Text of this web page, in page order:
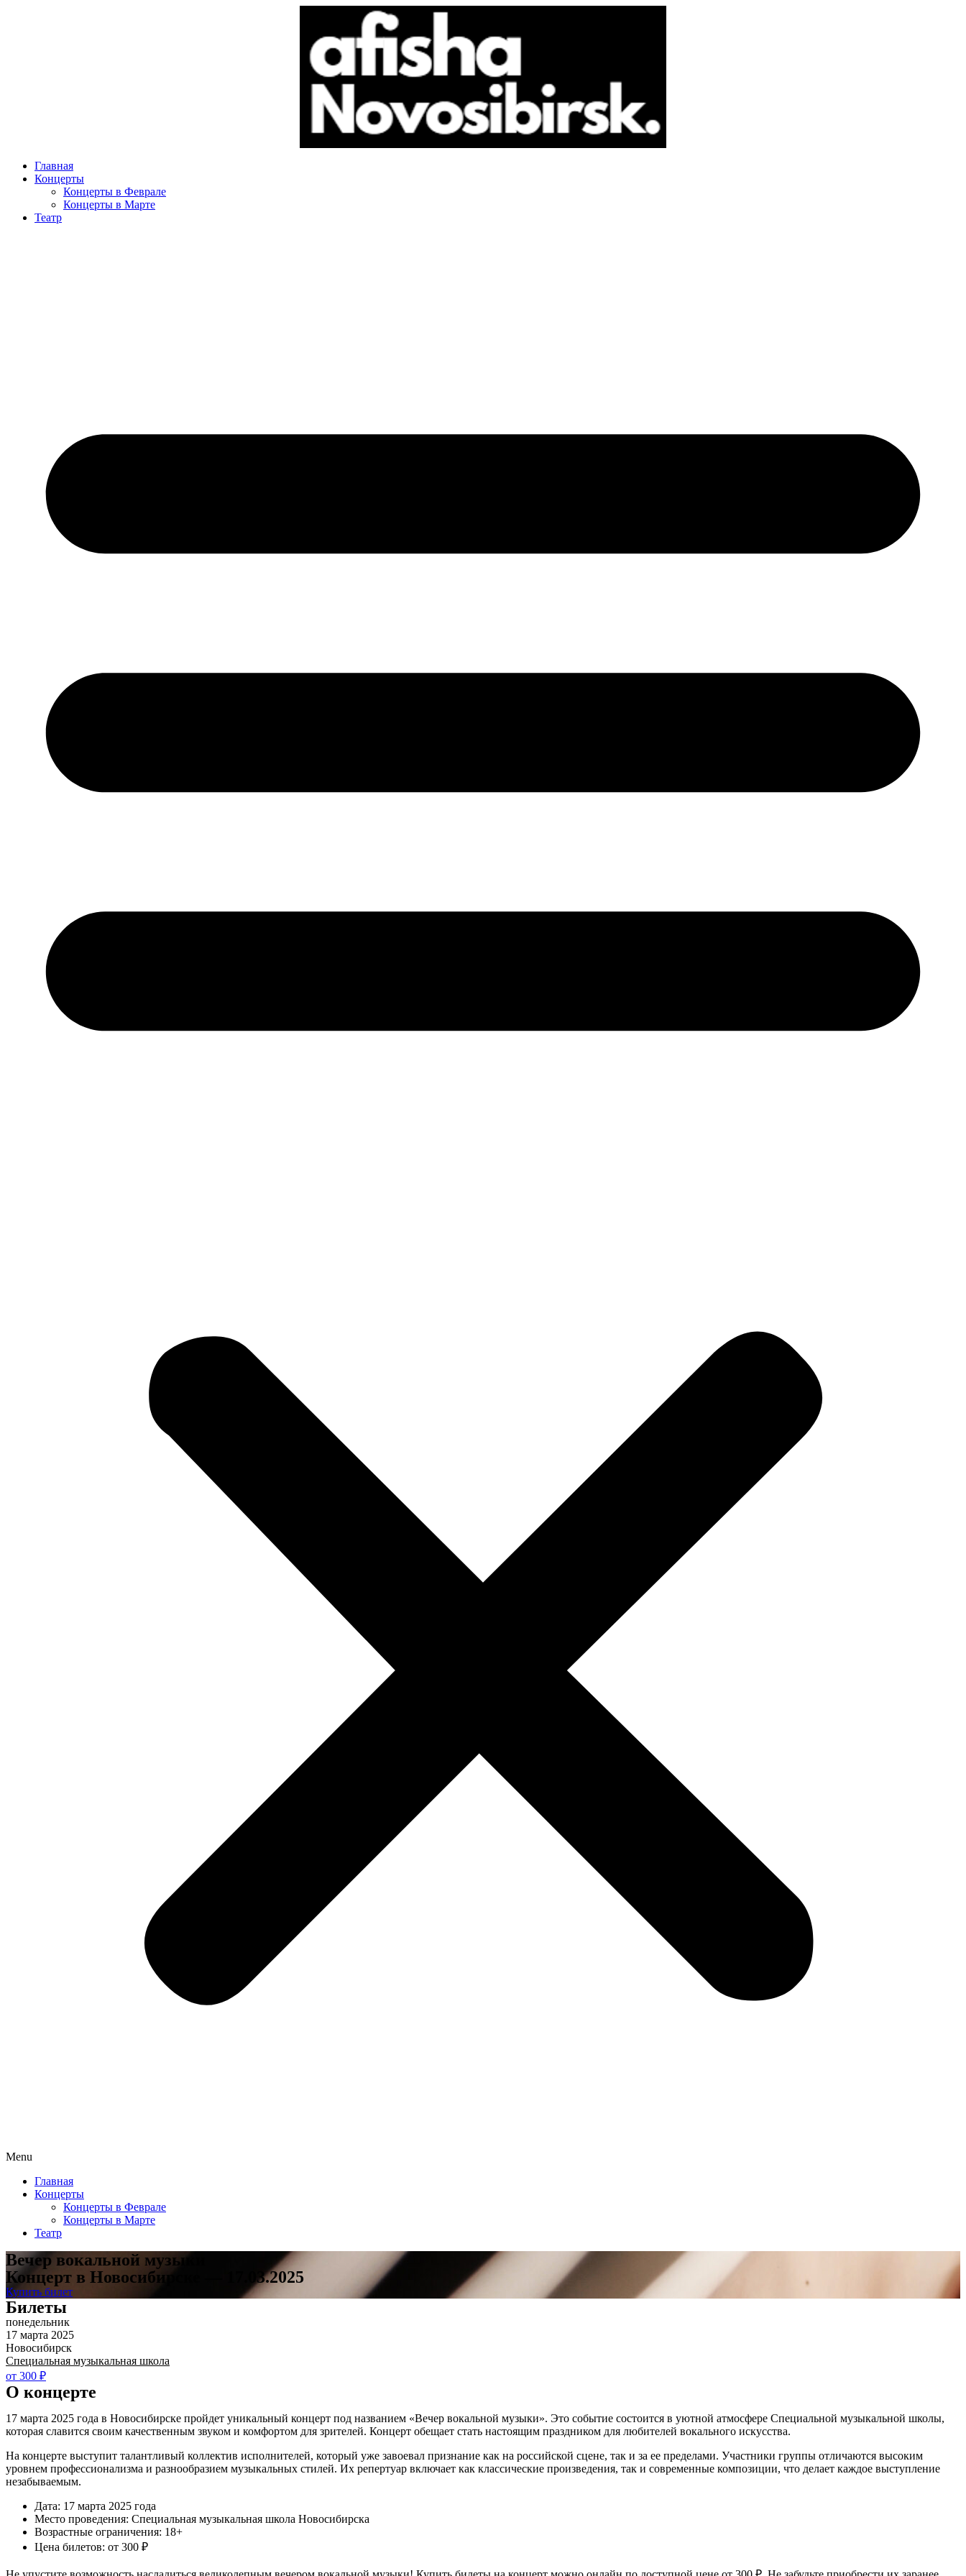
Главная
Концерты
Концерты в Феврале
Концерты в Марте
Театр
Menu
Главная
Концерты
Концерты в Феврале
Концерты в Марте
Театр
Вечер вокальной музыки
Концерт в Новосибирске — 17.03.2025
Купить билет
Билеты
понедельник
17 марта 2025
Новосибирск
Специальная музыкальная школа
от 300 ₽
О концерте
17 марта 2025 года в Новосибирске пройдет уникальный концерт под названием «Вечер вокальной музыки». Это событие состоится в уютной атмосфере Специальной музыкальной школы,
которая славится своим качественным звуком и комфортом для зрителей. Концерт обещает стать настоящим праздником для любителей вокального искусства.
На концерте выступит талантливый коллектив исполнителей, который уже завоевал признание как на российской сцене, так и за ее пределами. Участники группы отличаются высоким
уровнем профессионализма и разнообразием музыкальных стилей. Их репертуар включает как классические произведения, так и современные композиции, что делает каждое выступление
незабываемым.
Дата: 17 марта 2025 года
Место проведения: Специальная музыкальная школа Новосибирска
Возрастные ограничения: 18+
Цена билетов: от 300 ₽